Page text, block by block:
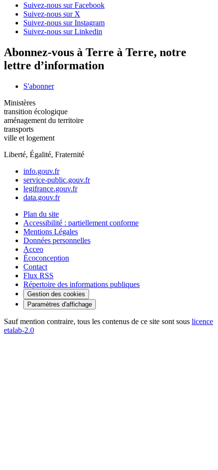
Suivez-nous sur Facebook
Suivez-nous sur X
Suivez-nous sur Instagram
Suivez-nous sur Linkedin
Abonnez-vous à Terre à Terre, notre
lettre d’information
S'abonner
Ministères
transition écologique
aménagement du territoire
transports
ville et logement
Liberté, Égalité, Fraternité
info.gouv.fr
service-public.gouv.fr
legifrance.gouv.fr
data.gouv.fr
Plan du site
Accessibilité : partiellement conforme
Mentions Légales
Données personnelles
Acceo
Écoconception
Contact
Flux RSS
Répertoire des informations publiques
Gestion des cookies
Paramètres d'affichage
Sauf mention contraire, tous les contenus de ce site sont sous licence
etalab-2.0